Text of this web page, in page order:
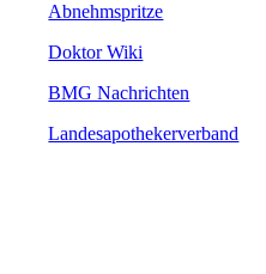
Abnehmspritze
Doktor Wiki
BMG Nachrichten
Landesapothekerverband